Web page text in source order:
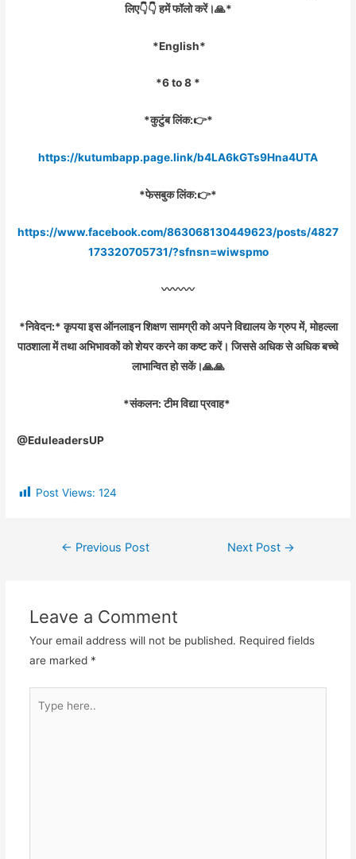
लिए👇👇 हमें फॉलो करें।🙏*
*English*
*6 to 8 *
*कुटुंब लिंक:👉*
https://kutumbapp.page.link/b4LA6kGTs9Hna4UTA
*फेसबुक लिंक:👉*
https://www.facebook.com/863068130449623/posts/4827
173320705731/?sfnsn=wiwspmo
〰️〰️〰️
*निवेदन:* कृपया इस ऑनलाइन शिक्षण सामग्री को अपने विद्यालय के ग्रुप में, मोहल्ला
पाठशाला में तथा अभिभावकों को शेयर करने का कष्ट करें। जिससे अधिक से अधिक बच्चे
लाभान्वित हो सकें।🙏🙏
*संकलन: टीम विद्या प्रवाह*
@EduleadersUP
Post Views: 124
← Previous Post Next Post →
Leave a Comment
Your email address will not be published. Required fields
are marked *